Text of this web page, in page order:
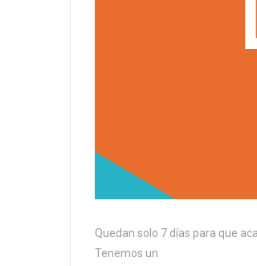
Quedan solo 7 días para que
Tenemos un